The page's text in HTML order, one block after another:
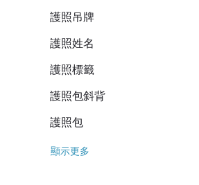
護照吊牌
護照姓名
護照標籤
護照包斜背
護照包
顯示更多